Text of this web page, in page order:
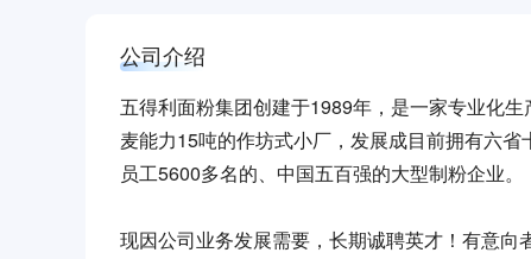
公司介绍
五得利面粉集团创建于1989年，是一家专业化
麦能力15吨的作坊式小厂，发展成目前拥有六
员工5600多名的、中国五百强的大型制粉企业。
现因公司业务发展需要，长期诚聘英才！有意